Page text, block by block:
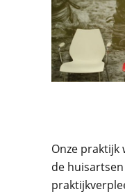
Onze praktijk
de